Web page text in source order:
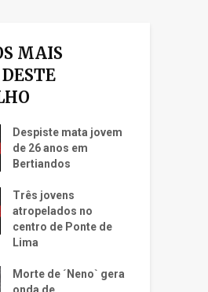
MAIS
Despiste mata jovem
de 26 anos em
Bertiandos
Três jovens
atropelados no
centro de Ponte de
Lima
Morte de ´Neno` gera